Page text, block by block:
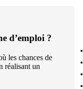
d’emploi ?
les chances de
réalisant un